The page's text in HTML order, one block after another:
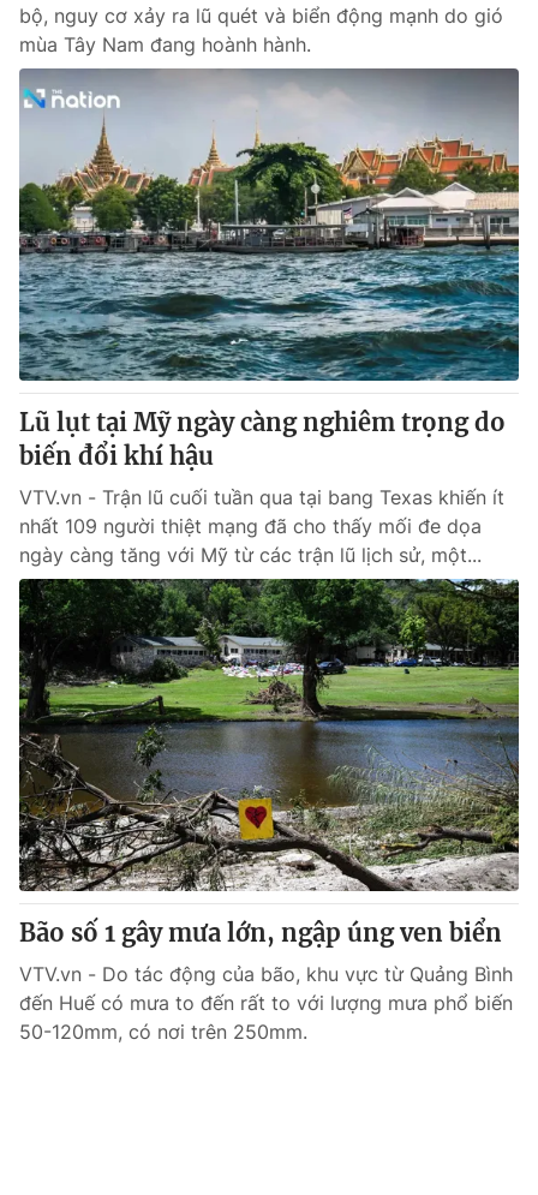
bộ, nguy cơ xảy ra lũ quét và biển động mạnh do gió
mùa Tây Nam đang hoành hành.
Lũ lụt tại Mỹ ngày càng nghiêm trọng do
biến đổi khí hậu
VTV.vn - Trận lũ cuối tuần qua tại bang Texas khiến ít
nhất 109 người thiệt mạng đã cho thấy mối đe dọa
ngày càng tăng với Mỹ từ các trận lũ lịch sử, một...
Bão số 1 gây mưa lớn, ngập úng ven biển
VTV.vn - Do tác động của bão, khu vực từ Quảng Bình
đến Huế có mưa to đến rất to với lượng mưa phổ biến
50-120mm, có nơi trên 250mm.